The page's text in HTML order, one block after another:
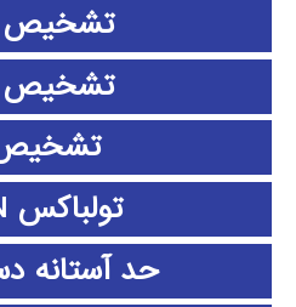
تشخیص
تشخیص
تولباکس WLAN
حد آستانه